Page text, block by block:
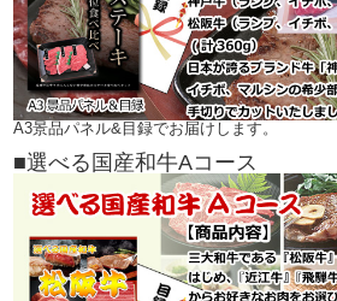
A3景品パネル&目録でお届けします。
■選べる国産和牛Aコース